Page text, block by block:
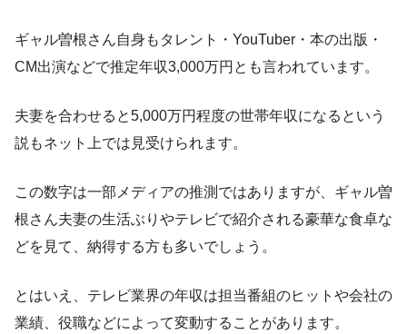
ギャル曽根さん自身もタレント・YouTuber・本の出版・
CM出演などで推定年収3,000万円とも言われています。
夫妻を合わせると5,000万円程度の世帯年収になるという
説もネット上では見受けられます。
この数字は一部メディアの推測ではありますが、ギャル曽
根さん夫妻の生活ぶりやテレビで紹介される豪華な食卓な
どを見て、納得する方も多いでしょう。
とはいえ、テレビ業界の年収は担当番組のヒットや会社の
業績、役職などによって変動することがあります。